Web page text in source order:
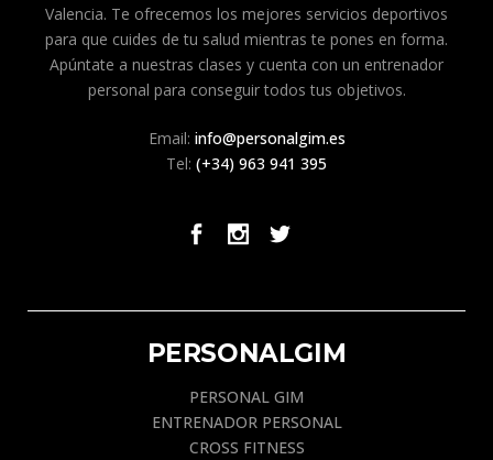
Valencia. Te ofrecemos los mejores servicios deportivos
para que cuides de tu salud mientras te pones en forma.
Apúntate a nuestras clases y cuenta con un entrenador
personal para conseguir todos tus objetivos.
Email: info@personalgim.es
Tel: (+34) 963 941 395
PERSONALGIM
PERSONAL GIM
ENTRENADOR PERSONAL
CROSS FITNESS